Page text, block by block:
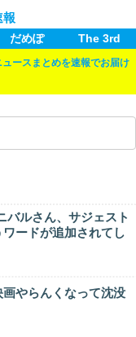
だめぽ The 3rd
ースまとめを速報でお届け
バルさん、サジェスト
ードが追加されてし
やらんくなって沈没